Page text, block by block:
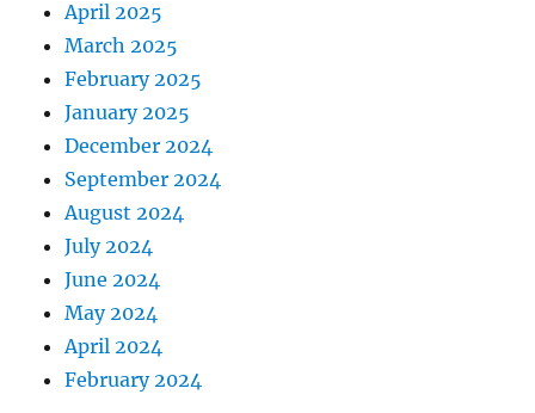
April 2025
March 2025
February 2025
January 2025
December 2024
September 2024
August 2024
July 2024
June 2024
May 2024
April 2024
February 2024